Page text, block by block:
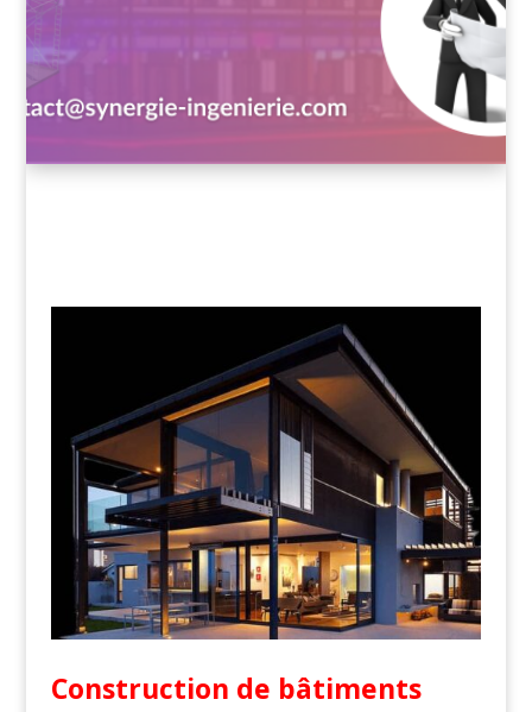
Construction de bâtiments